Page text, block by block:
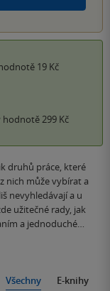
19 Kč
hodnotě 299 Kč
druhů práce, které
nich může vybírat a
nevyhledávají a u
užitečné rady, jak
a jednoduché…
Všechny E-knihy